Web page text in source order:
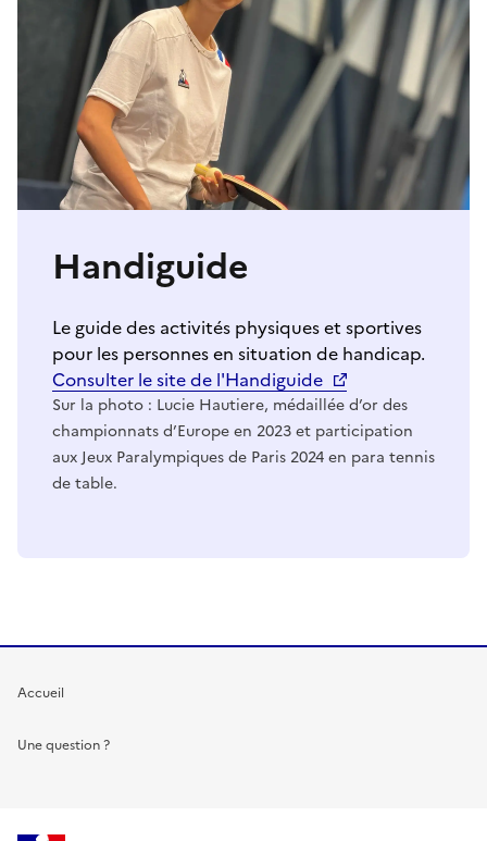
Handiguide
Le guide des activités physiques et sportives
pour les personnes en situation de handicap.
Consulter le site de l'Handiguide
Sur la photo : Lucie Hautiere, médaillée d’or des
championnats d’Europe en 2023 et participation
aux Jeux Paralympiques de Paris 2024 en para tennis
de table.
Accueil
Une question ?